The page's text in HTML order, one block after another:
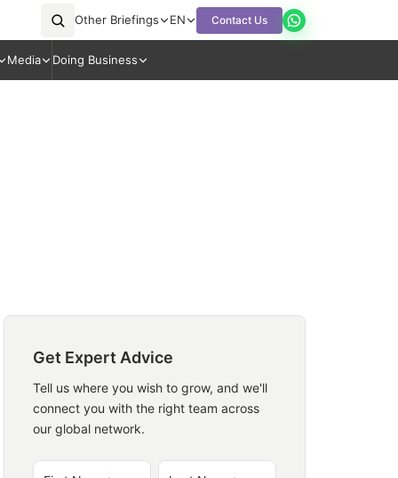
Other Briefings EN Contact Us
Media Doing Business
Get Expert Advice
Tell us where you wish to grow, and we'll
connect you with the right team across
our global network.